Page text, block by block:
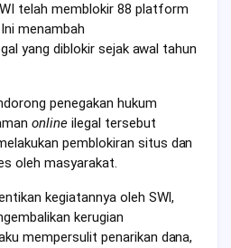
telah memblokir 88 platform
menambah
yang diblokir sejak awal tahun
penegakan hukum
online ilegal tersebut
pemblokiran situs dan
oleh masyarakat.
kegiatannya oleh SWI,
kerugian
mempersulit penarikan dana,